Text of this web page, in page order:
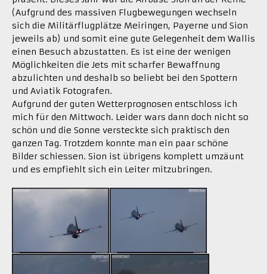
(Aufgrund des massiven Flugbewegungen wechseln
sich die Militärflugplätze Meiringen, Payerne und Sion
jeweils ab) und somit eine gute Gelegenheit dem Wallis
einen Besuch abzustatten. Es ist eine der wenigen
Möglichkeiten die Jets mit scharfer Bewaffnung
abzulichten und deshalb so beliebt bei den Spottern
und Aviatik Fotografen.
Aufgrund der guten Wetterprognosen entschloss ich
mich für den Mittwoch. Leider wars dann doch nicht so
schön und die Sonne versteckte sich praktisch den
ganzen Tag. Trotzdem konnte man ein paar schöne
Bilder schiessen. Sion ist übrigens komplett umzäunt
und es empfiehlt sich ein Leiter mitzubringen.